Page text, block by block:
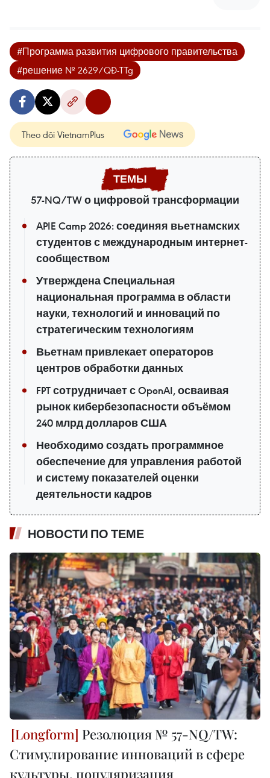
#Программа развития цифрового правительства
#решение № 2629/QĐ-TTg
Theo dõi VietnamPlus
57-NQ/TW о цифровой трансформации
APIE Camp 2026: соединяя вьетнамских
студентов с международным интернет-
сообществом
Утверждена Специальная
национальная программа в области
науки, технологий и инноваций по
стратегическим технологиям
Вьетнам привлекает операторов
центров обработки данных
FPT сотрудничает с OpenAI, осваивая
рынок кибербезопасности объёмом
240 млрд долларов США
Необходимо создать программное
обеспечение для управления работой
и систему показателей оценки
деятельности кадров
НОВОСТИ ПО ТЕМЕ
Резолюция № 57-NQ/TW:
Стимулирование инноваций в сфере
культуры, популяризация